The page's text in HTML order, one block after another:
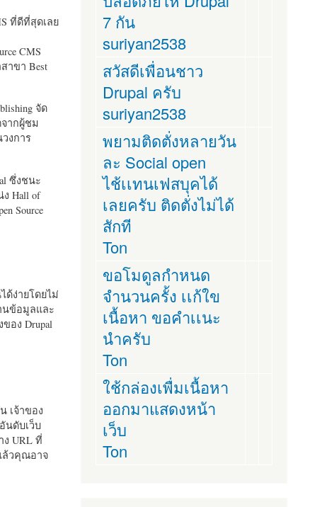
ที่ดีที่สุดเลย
CMS
าขา Best
จัด
ากผู้ชม
งการ
ซึ่งชนะ
Hall of
Source
ด้ง่ายโดยไม่
นข้อมูลและ
อง Drupal
เจ้าของ
นดับเว็บ
URL ที่
ล้วคุณอาจ
7 กัน
suriyan2538
สวัสดีเพื่อนชาว
Drupal ครับ
suriyan2538
พยามติดตั่งหลายวัน
ละ Social open
ไช้เเทนเฟสบุคได้
เลยครับ ติดตั่งไม่ได้
สักที
Ton
ขอโมดูลกำหนด
จำนวนครั้ง เเก้ใข
เนื้อหา ขอคำเเนะ
นำครับ
Ton
ใช้กล่องเพื่มเนื้อหา
ออกมาแสดงหน้า
เว็บ
Ton